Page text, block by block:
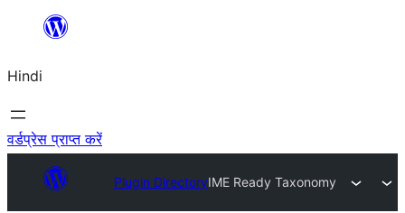
सामग्री
जाएं
Hindi
वर्डप्रेस प्राप्त करें
Plugin DirectoryIME Ready Taxonomy